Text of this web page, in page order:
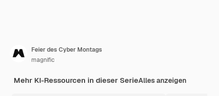
Feier des Cyber Montags
magnific
Mehr KI-Ressourcen in dieser SerieAlles anzeigen